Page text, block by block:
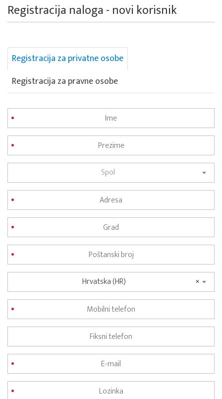
Registracija naloga - novi korisnik
Registracija za privatne osobe
Registracija za pravne osobe
Spol
×
Hrvatska (HR)